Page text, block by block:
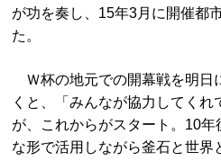
が功を奏し、15年3月に開催都
た。
Ｗ杯の地元での開幕戦を明日
くと、「みんなが協力してく
が、これからがスタート。10
な形で活用しながら釜石と世界